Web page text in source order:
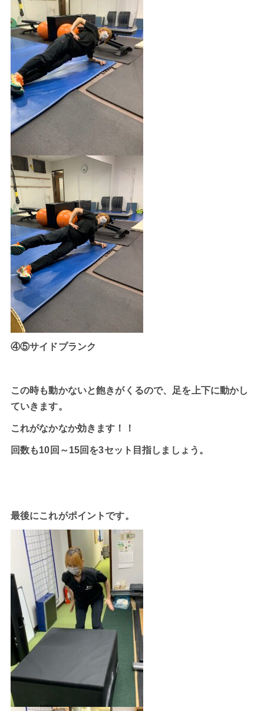
④⑤サイドプランク
この時も動かないと飽きがくるので、足を上下に動かし
ていきます。
これがなかなか効きます！！
回数も10回～15回を3セット目指しましょう。
最後にこれがポイントです。